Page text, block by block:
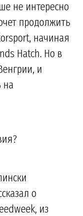
не интересно
продолжить
начиная
Hatch. Но в
и
на
о
из